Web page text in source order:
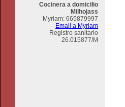
Cocinera a domicilio
Milhojass
Myriam: 665879997
Email a Myriam
Registro sanitario
26.015877/M